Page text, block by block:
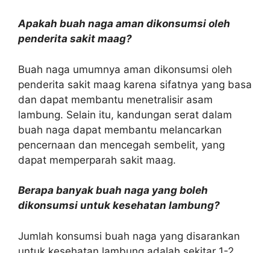
Apakah buah naga aman dikonsumsi oleh
penderita sakit maag?
Buah naga umumnya aman dikonsumsi oleh
penderita sakit maag karena sifatnya yang basa
dan dapat membantu menetralisir asam
lambung. Selain itu, kandungan serat dalam
buah naga dapat membantu melancarkan
pencernaan dan mencegah sembelit, yang
dapat memperparah sakit maag.
Berapa banyak buah naga yang boleh
dikonsumsi untuk kesehatan lambung?
Jumlah konsumsi buah naga yang disarankan